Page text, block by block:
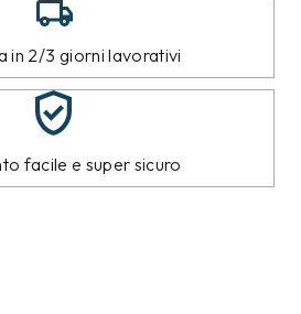
in 2/3 giorni lavorativi
facile e super sicuro